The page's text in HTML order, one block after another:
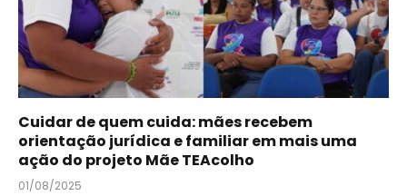
Cuidar de quem cuida: mães recebem
orientação jurídica e familiar em mais uma
ação do projeto Mãe TEAcolho
01/08/2025